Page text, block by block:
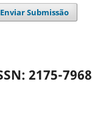
Enviar Submissão
2175-7968